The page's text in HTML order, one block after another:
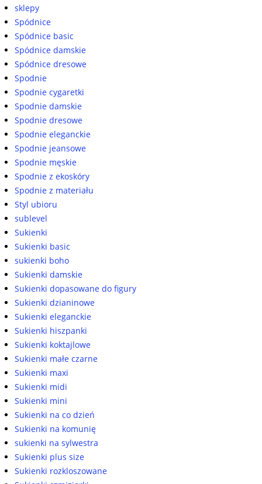
sklepy
Spódnice
Spódnice basic
Spódnice damskie
Spódnice dresowe
Spodnie
Spodnie cygaretki
Spodnie damskie
Spodnie dresowe
Spodnie eleganckie
Spodnie jeansowe
Spodnie męskie
Spodnie z ekoskóry
Spodnie z materiału
Styl ubioru
sublevel
Sukienki
Sukienki basic
sukienki boho
Sukienki damskie
Sukienki dopasowane do figury
Sukienki dzianinowe
Sukienki eleganckie
Sukienki hiszpanki
Sukienki koktajlowe
Sukienki małe czarne
Sukienki maxi
Sukienki midi
Sukienki mini
Sukienki na co dzień
Sukienki na komunię
sukienki na sylwestra
Sukienki plus size
Sukienki rozkloszowane